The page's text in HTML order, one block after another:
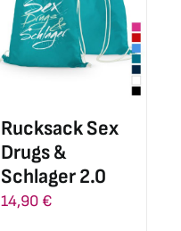
auf.
Die
Optionen
der
Produktseite
gewählt
Rucksack Sex
Drugs &
Schlager 2.0
14,90 €